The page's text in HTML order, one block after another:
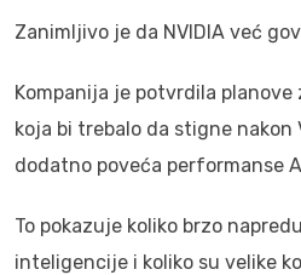
Zanimljivo je da NVIDIA već
Kompanija je potvrdila
koja bi trebalo da stigne nakon
dodatno poveća performanse
To pokazuje koliko brzo
inteligencije i koliko su velike